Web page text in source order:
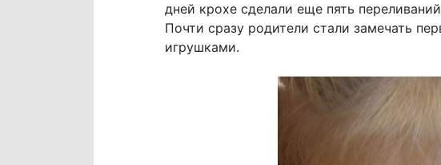
дней крохе сделали еще пять
Почти сразу родители стали замечать
игрушками.